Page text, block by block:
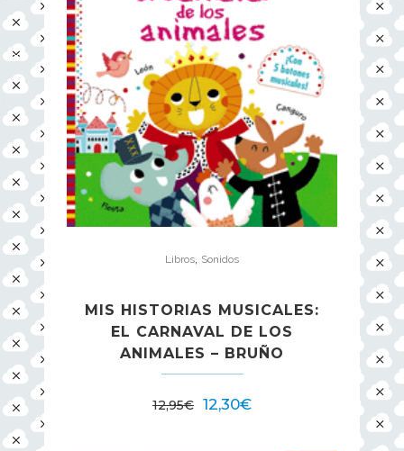
Libros Sonidos
MIS HISTORIAS MUSICALES:
EL CARNAVAL DE LOS
ANIMALES – BRUÑO
12,95€ 12,30€